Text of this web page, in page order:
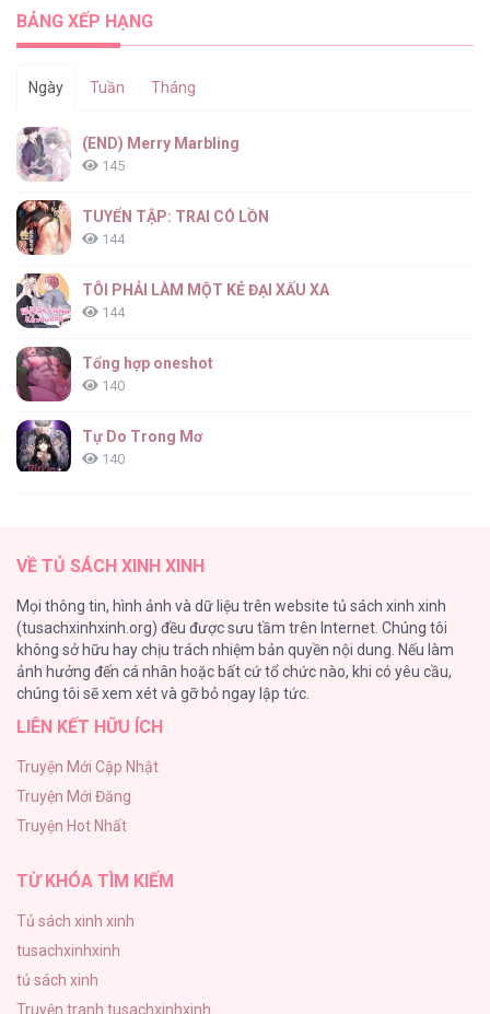
Hiện [...] – Chap 38
Hiện [...] – Chap 37
Hiện [...] – Chap 36
Hiện [...] – Chap 35
Nhân Vật Tôi Xuyên Vào Chưa Từng Xuất
BẢNG XẾP HẠNG
Ngày Tuần Tháng
(END) Merry Marbling
145
TUYỂN TẬP: TRAI CÓ LỒN
144
TÔI PHẢI LÀM MỘT KẺ ĐẠI XẤU XA
144
Tổng hợp oneshot
140
Tự Do Trong Mơ
140
102
Nguyện Ước Vô Vọng Của Ma Nữ
101
Đầm Sen Héo Úa
Phạm Luật
88
VỀ TỦ SÁCH XINH XINH
Mọi thông tin, hình ảnh và dữ liệu trên website tủ sách xinh xinh
(tusachxinhxinh.org) đều được sưu tầm trên Internet. Chúng tôi
không sở hữu hay chịu trách nhiệm bản quyền nội dung. Nếu làm
ảnh hưởng đến cá nhân hoặc bất cứ tổ chức nào, khi có yêu cầu,
chúng tôi sẽ xem xét và gỡ bỏ ngay lập tức.
LIÊN KẾT HỮU ÍCH
Truyện Mới Cập Nhật
Truyện Mới Đăng
Truyện Hot Nhất
TỪ KHÓA TÌM KIẾM
Tủ sách xinh xinh
tusachxinhxinh
tủ sách xinh
Truyện tranh tusachxinhxinh